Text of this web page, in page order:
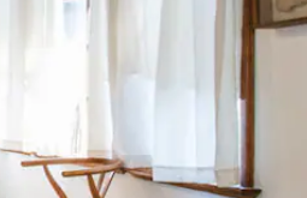
en omlaag, óf door te tikken of